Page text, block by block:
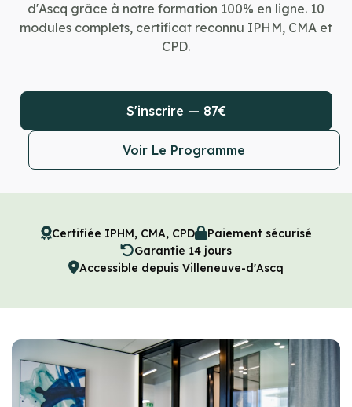
d'Ascq grâce à notre formation 100% en ligne. 10
modules complets, certificat reconnu IPHM, CMA et
CPD.
S'inscrire — 87€
Voir Le Programme
Certifiée IPHM, CMA, CPD
Paiement sécurisé
Garantie 14 jours
Accessible depuis Villeneuve-d'Ascq